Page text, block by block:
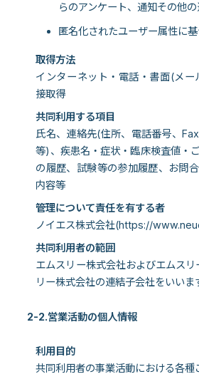
らのアンケート、通知その他
匿名化されたユーザー属性に
取得方法
インターネット・電話・書面(メー
接取得
共同利用する項目
氏名、連絡先(住所、電話番号、
等)、疾患名・症状・臨床検査値・
の履歴、試験等の参加履歴、お問
内容等
管理について責任を有する者
ノイエス株式会社(https://
共同利用者の範囲
エムスリー株式会社およびエムス
リー株式会社の連結子会社をいいま
2-2.営業活動の個人情報
利用目的
共同利用者の事業活動における各